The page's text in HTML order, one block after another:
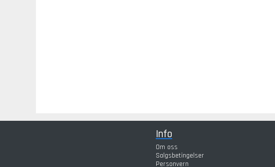
Info
Om oss
Salgsbetingelser
Personvern